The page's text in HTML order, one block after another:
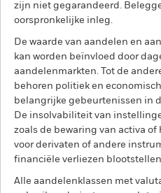
zijn niet gegarandeerd.
oorspronkelijke inleg.
De waarde van aandelen en
kan worden beïnvloed door
aandelenmarkten. Tot de
behoren politiek en
belangrijke gebeurtenissen in
De insolvabiliteit van
zoals de bewaring van activa
voor derivaten of andere
financiële verliezen
Alle aandelenklassen met